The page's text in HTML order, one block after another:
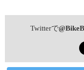
Twitterで